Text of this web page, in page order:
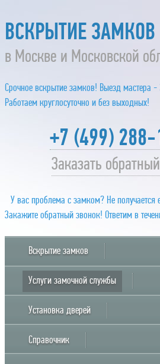
ВСКРЫТИЕ
в Москве и Московской
Срочное вскрытие замков! Выезд мастера -
Работаем круглосуточно и без выходных!
+7 (499)
Заказать
У вас проблема с замком? Не получается
Закажите обратный звонок! Ответим в
Вскрытие замков
Услуги замочной службы
Установка дверей
Справочник